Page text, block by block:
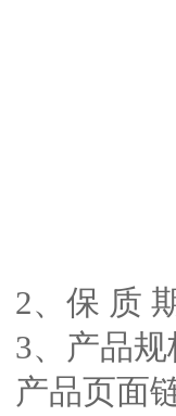
2、保 质
3、产品
产品页面